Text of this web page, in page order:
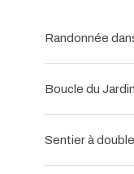
Randonnée
Boucle du
Sentier à